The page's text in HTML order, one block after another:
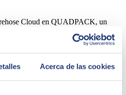
Acerca de las cookies
Cloud en QUADPACK, un
Cloud, por Daniel Álvarez (Head
(Data & Analytics en